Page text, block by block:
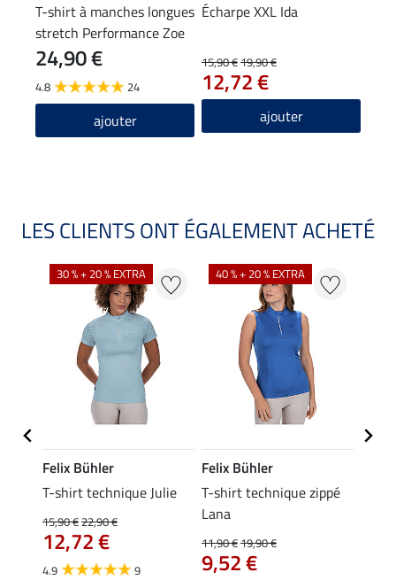
T-shirt à manches longues
stretch Performance Zoe
24,90 €
4.8 24
ajouter
Écharpe XXL Ida
15,90 €19,90 €
12,72 €
ajouter
LES CLIENTS ONT ÉGALEMENT ACHETÉ
30 % + 20 % EXTRA
Felix Bühler
T-shirt technique Julie
15,90 €22,90 €
12,72 €
4.9 9
40 % + 20 % EXTRA
Felix Bühler
T-shirt technique zippé
Lana
11,90 €19,90 €
9,52 €